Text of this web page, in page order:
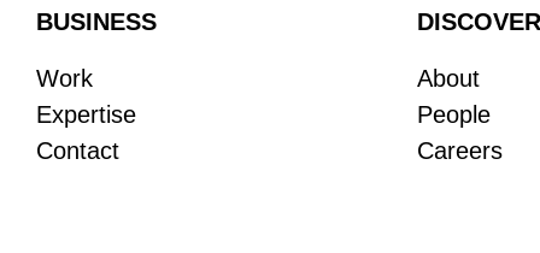
BUSINESS
Work
Expertise
Contact
DISCOVER
About
People
Careers